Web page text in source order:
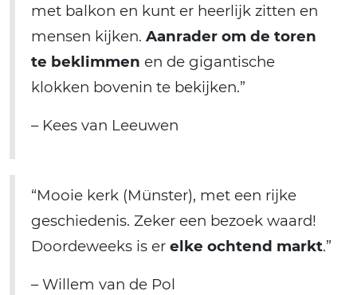
met balkon en kunt er heerlijk zitten en
mensen kijken. Aanrader om de toren
te beklimmen en de gigantische
klokken bovenin te bekijken.”
– Kees van Leeuwen
“Mooie kerk (Münster), met een rijke
geschiedenis. Zeker een bezoek waard!
Doordeweeks is er elke ochtend markt.”
– Willem van de Pol